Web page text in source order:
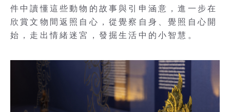
件中讀懂這些動物的故事與引申涵意，進一步在
欣賞文物間返照自心，從覺察自身、覺照自心開
始，走出情緒迷宮，發掘生活中的小智慧。